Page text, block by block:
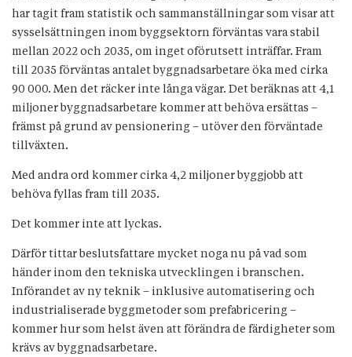
har tagit fram statistik och sammanställningar som visar att
sysselsättningen inom byggsektorn förväntas vara stabil
mellan 2022 och 2035, om inget oförutsett inträffar. Fram
till 2035 förväntas antalet byggnadsarbetare öka med cirka
90 000. Men det räcker inte långa vägar. Det beräknas att 4,1
miljoner byggnadsarbetare kommer att behöva ersättas –
främst på grund av pensionering – utöver den förväntade
tillväxten.
Med andra ord kommer cirka 4,2 miljoner byggjobb att
behöva fyllas fram till 2035.
Det kommer inte att lyckas.
Därför tittar beslutsfattare mycket noga nu på vad som
händer inom den tekniska utvecklingen i branschen.
Införandet av ny teknik – inklusive automatisering och
industrialiserade byggmetoder som prefabricering –
kommer hur som helst även att förändra de färdigheter som
krävs av byggnadsarbetare.